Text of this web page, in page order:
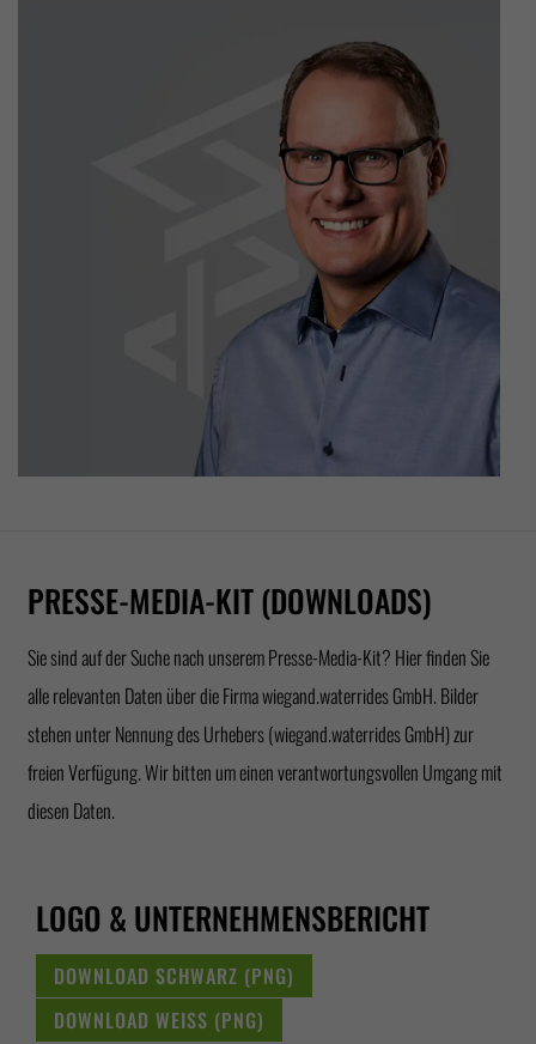
PRESSE-MEDIA-KIT (DOWNLOADS)
Sie sind auf der Suche nach unserem Presse-Media-Kit? Hier finden Sie
alle relevanten Daten über die Firma wiegand.waterrides GmbH. Bilder
stehen unter Nennung des Urhebers (wiegand.waterrides GmbH) zur
freien Verfügung. Wir bitten um einen verantwortungsvollen Umgang mit
diesen Daten.
LOGO & UNTERNEHMENSBERICHT
DOWNLOAD SCHWARZ (PNG)
DOWNLOAD WEISS (PNG)